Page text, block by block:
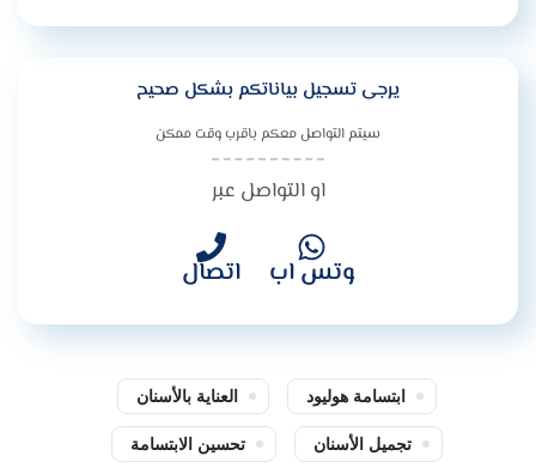
يرجى تسجيل بياناتكم بشكل صحيح
سيتم التواصل معكم باقرب وقت ممكن
او التواصل عبر
وتس اب اتصال
ابتسامة هوليود العناية بالأسنان
تجميل الأسنان تحسين الابتسامة